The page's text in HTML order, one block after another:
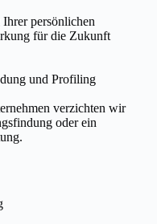
persönlichen
für die Zukunft
und Profiling
verzichten wir
oder ein